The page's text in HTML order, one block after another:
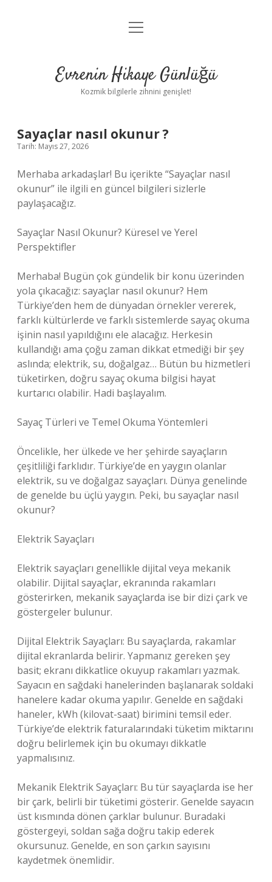
Anasayfa
Yasal Uyarı
menüyü
Evrenin Hikaye Günlüğü
Kozmik bilgilerle zihnini genişlet!
Sayaçlar nasıl okunur ?
Tarih: Mayıs 27, 2026
Merhaba arkadaşlar! Bu içerikte “Sayaçlar nasıl
okunur” ile ilgili en güncel bilgileri sizlerle
paylaşacağız.
Sayaçlar Nasıl Okunur? Küresel ve Yerel
Perspektifler
Merhaba! Bugün çok gündelik bir konu üzerinden
yola çıkacağız: sayaçlar nasıl okunur? Hem
Türkiye’den hem de dünyadan örnekler vererek,
farklı kültürlerde ve farklı sistemlerde sayaç okuma
işinin nasıl yapıldığını ele alacağız. Herkesin
kullandığı ama çoğu zaman dikkat etmediği bir şey
aslında; elektrik, su, doğalgaz… Bütün bu hizmetleri
tüketirken, doğru sayaç okuma bilgisi hayat
kurtarıcı olabilir. Hadi başlayalım.
Sayaç Türleri ve Temel Okuma Yöntemleri
Öncelikle, her ülkede ve her şehirde sayaçların
çeşitliliği farklıdır. Türkiye’de en yaygın olanlar
elektrik, su ve doğalgaz sayaçları. Dünya genelinde
de genelde bu üçlü yaygın. Peki, bu sayaçlar nasıl
okunur?
Elektrik Sayaçları
Elektrik sayaçları genellikle dijital veya mekanik
olabilir. Dijital sayaçlar, ekranında rakamları
gösterirken, mekanik sayaçlarda ise bir dizi çark ve
göstergeler bulunur.
Dijital Elektrik Sayaçları: Bu sayaçlarda, rakamlar
dijital ekranlarda belirir. Yapmanız gereken şey
basit; ekranı dikkatlice okuyup rakamları yazmak.
Sayacın en sağdaki hanelerinden başlanarak soldaki
hanelere kadar okuma yapılır. Genelde en sağdaki
haneler, kWh (kilovat-saat) birimini temsil eder.
Türkiye’de elektrik faturalarındaki tüketim miktarını
doğru belirlemek için bu okumayı dikkatle
yapmalısınız.
Mekanik Elektrik Sayaçları: Bu tür sayaçlarda ise her
bir çark, belirli bir tüketimi gösterir. Genelde sayacın
üst kısmında dönen çarklar bulunur. Buradaki
göstergeyi, soldan sağa doğru takip ederek
okursunuz. Genelde, en son çarkın sayısını
kaydetmek önemlidir.